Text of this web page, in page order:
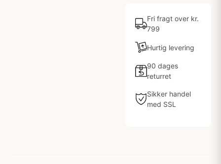
Fri fragt over kr.
799
Hurtig levering
90 dages
returret
Sikker handel
med SSL